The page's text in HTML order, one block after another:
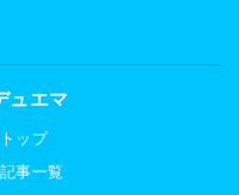
ュエマ
トップ
記事一覧